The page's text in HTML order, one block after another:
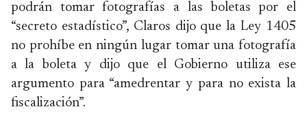
podrán tomar fotografías a las boletas por el
“secreto estadístico”, Claros dijo que la Ley 1405
no prohíbe en ningún lugar tomar una fotografía
a la boleta y dijo que el Gobierno utiliza ese
argumento para “amedrentar y para no exista la
fiscalización”.